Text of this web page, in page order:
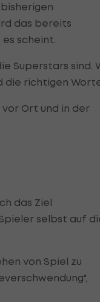
das bereits
scheint.
Superstars sind.
die richtigen
vor Ort und in der
das Ziel
selbst auf
von Spiel zu